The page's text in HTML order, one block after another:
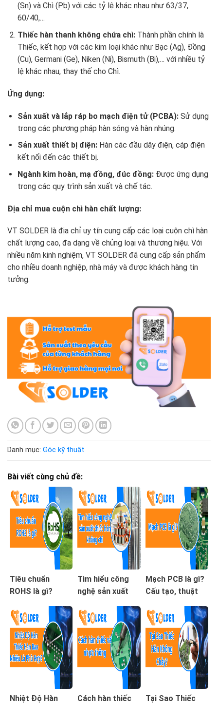
(Sn) và Chì (Pb) với các tỷ lệ khác nhau như 63/37,
60/40,…
Thiếc hàn thanh không chứa chì:Thành phần chính là
Thiếc, kết hợp với các kim loại khác như Bạc (Ag), Đồng
(Cu), Germani (Ge), Niken (Ni), Bismuth (Bi),… với nhiều tỷ
lệ khác nhau, thay thế cho Chì.
Ứng dụng:
Sản xuất và lắp ráp bo mạch điện tử (PCBA):Sử dụng
trong các phương pháp hàn sóng và hàn nhúng.
Sản xuất thiết bị điện:Hàn các đầu dây điện, cáp điện
kết nối đến các thiết bị.
Ngành kim hoàn, mạ đồng, đúc đồng:Được ứng dụng
trong các quy trình sản xuất và chế tác.
Địa chỉ mua cuộn chì hàn chất lượng:
VT SOLDER là địa chỉ uy tín cung cấp các loại cuộn chì hàn
chất lượng cao, đa dạng về chủng loại và thương hiệu. Với
nhiều năm kinh nghiệm, VT SOLDER đã cung cấp sản phẩm
cho nhiều doanh nghiệp, nhà máy và được khách hàng tin
tưởng.
Danh mục: Góc kỹ thuật
Bài viết cùng chủ đề:
Tiêu chuẩn
ROHS là gì?
Tìm hiểu công
nghệ sản xuất
chì
Mạch PCB là gì?
Cấu tạo, thuật
cần biết
Nhiệt Độ Hàn Cách hàn thiếc Tại Sao Thiếc